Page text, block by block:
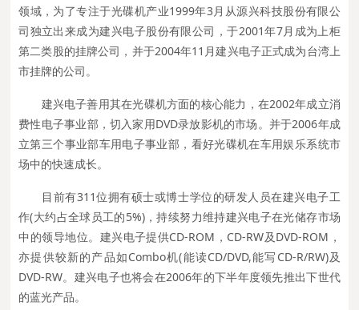
领域，为了专注于光碟机产业1999年3月从源兴科技股份有限公
司独立出来成为建兴电子股份有限公司，于2001年7月成为上柜
第二类股的挂牌公司，并于2004年11月建兴电子正式成为台湾上
市挂牌的公司。
建兴电子善用其在光碟机方面的核心能力，在2002年成立消
费性电子事业部，切入家用DVD录放影机的市场。并于2006年成
立第三个事业部车用电子事业部，看好光碟机在车用娱乐系统市
场中的快速成长。
目前有311位拥有硕士或博士学位的研发人员在建兴电子工
作(大约占全球员工的5%)，持续努力维持建兴电子在光储存市场
中的领导地位。建兴电子提供CD-ROM，CD-RW及DVD-ROM，
亦提供较新的产品如Combo机(能读CD/DVD,能写CD-R/RW)及
DVD-RW。建兴电子也将会在2006年的下半年度领先推出下世代
的蓝光产品。